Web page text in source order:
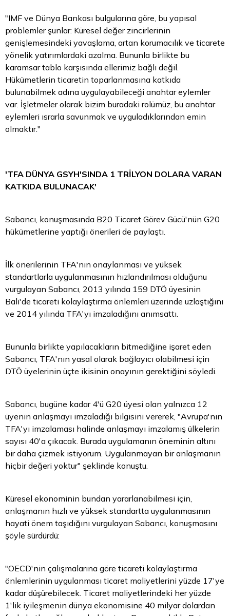
"IMF ve Dünya Bankası bulgularına göre, bu yapısal
problemler şunlar: Küresel değer zincirlerinin
genişlemesindeki yavaşlama, artan korumacılık ve ticarete
yönelik yatırımlardaki azalma. Bununla birlikte bu
karamsar tablo karşısında ellerimiz bağlı değil.
Hükümetlerin ticaretin toparlanmasına katkıda
bulunabilmek adına uygulayabileceği anahtar eylemler
var. İşletmeler olarak bizim buradaki rolümüz, bu anahtar
eylemleri ısrarla savunmak ve uyguladıklarından emin
olmaktır."
'TFA DÜNYA GSYH'SINDA 1 TRİLYON DOLARA VARAN
KATKIDA BULUNACAK'
Sabancı, konuşmasında B20 Ticaret Görev Gücü'nün G20
hükümetlerine yaptığı önerileri de paylaştı.
İlk önerilerinin TFA'nın onaylanması ve yüksek
standartlarla uygulanmasının hızlandırılması olduğunu
vurgulayan Sabancı, 2013 yılında 159 DTÖ üyesinin
Bali'de ticareti kolaylaştırma önlemleri üzerinde uzlaştığını
ve 2014 yılında TFA'yı imzaladığını anımsattı.
Bununla birlikte yapılacakların bitmediğine işaret eden
Sabancı, TFA'nın yasal olarak bağlayıcı olabilmesi için
DTÖ üyelerinin üçte ikisinin onayının gerektiğini söyledi.
Sabancı, bugüne kadar 4'ü G20 üyesi olan yalnızca 12
üyenin anlaşmayı imzaladığı bilgisini vererek, "Avrupa'nın
TFA'yı imzalaması halinde anlaşmayı imzalamış ülkelerin
sayısı 40'a çıkacak. Burada uygulamanın öneminin altını
bir daha çizmek istiyorum. Uygulanmayan bir anlaşmanın
hiçbir değeri yoktur" şeklinde konuştu.
Küresel ekonominin bundan yararlanabilmesi için,
anlaşmanın hızlı ve yüksek standartta uygulanmasının
hayati önem taşıdığını vurgulayan Sabancı, konuşmasını
şöyle sürdürdü:
"OECD'nin çalışmalarına göre ticareti kolaylaştırma
önlemlerinin uygulanması ticaret maliyetlerini yüzde 17'ye
kadar düşürebilecek. Ticaret maliyetlerindeki her yüzde
1'lik iyileşmenin dünya ekonomisine 40 milyar dolardan